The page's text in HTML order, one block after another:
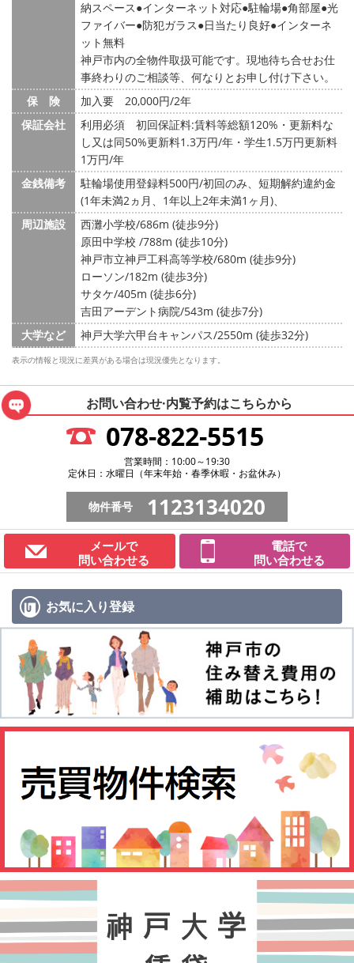
納スペース インターネット対応 駐輪場 角部屋 光
ファイバー 防犯ガラス 日当たり良好 インターネ
ット無料
神戸市内の全物件取扱可能です。現地待ち合せお仕
事終わりのご相談等、何なりとお申し付け下さい。
保 険
加入要 20,000円/2年
保証会社
利用必須 初回保証料:賃料等総額120%・更新料な
し又は同50%更新料1.3万円/年・学生1.5万円更新料
1万円/年
金銭備考
駐輪場使用登録料500円/初回のみ、短期解約違約金
(1年未満2ヵ月、1年以上2年未満1ヶ月)、
周辺施設
西灘小学校/686m (徒歩9分)
原田中学校 /788m (徒歩10分)
神戸市立神戸工科高等学校/680m (徒歩9分)
ローソン/182m (徒歩3分)
サタケ/405m (徒歩6分)
吉田アーデント病院/543m (徒歩7分)
大学など
神戸大学六甲台キャンパス/2550m (徒歩32分)
表示の情報と現況に差異がある場合は現況優先となります。
お問い合わせ·内覧予約はこちらから
078-822-5515
営業時間：10:00～19:30
定休日：水曜日（年末年始・春季休暇・お盆休み）
物件番号 1123134020
メールで
問い合わせる
電話で
問い合わせる
お気に入り登録